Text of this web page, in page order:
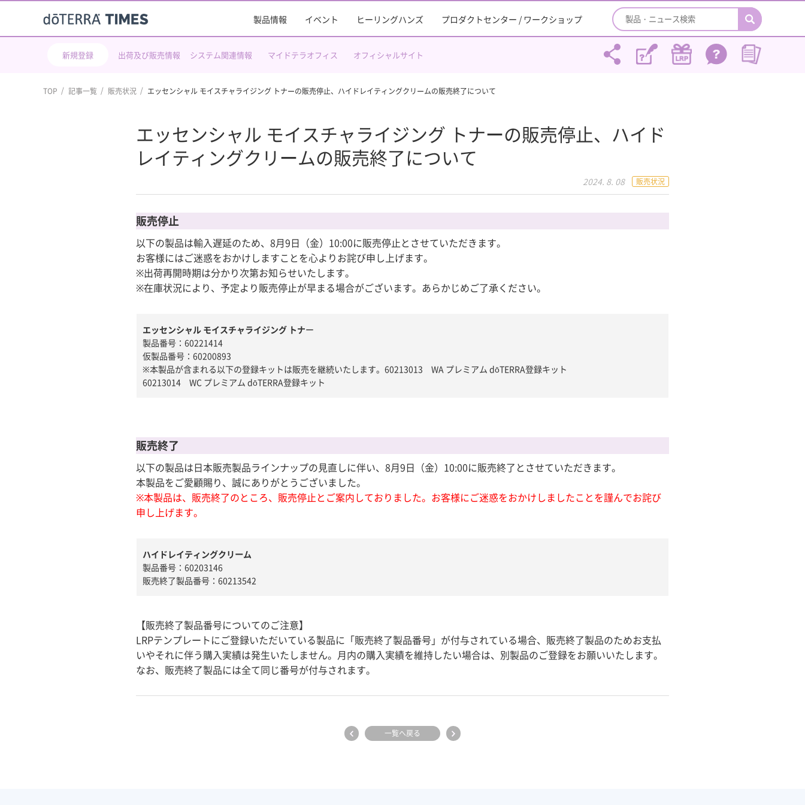
製品情報 イベント ヒーリングハンズ プロダクトセンター / ワークショップ
新規登録 出荷及び販売情報 システム関連情報 マイドテラオフィス オフィシャルサイト
TOP 記事一覧 販売状況 エッセンシャル モイスチャライジング トナーの販売停止、ハイドレイティングクリームの販売終了について
エッセンシャル モイスチャライジング トナーの販売停止、ハイド
レイティングクリームの販売終了について
2024. 8. 08 販売状況
販売停止
以下の製品は輸入遅延のため、8月9日（金）10:00に販売停止とさせていただきます。
お客様にはご迷惑をおかけしますことを心よりお詫び申し上げます。
※出荷再開時期は分かり次第お知らせいたします。
※在庫状況により、予定より販売停止が早まる場合がございます。あらかじめご了承ください。
エッセンシャル モイスチャライジング トナー
製品番号：60221414
仮製品番号：60200893
※本製品が含まれる以下の登録キットは販売を継続いたします。60213013 WA プレミアム dōTERRA登録キット
60213014 WC プレミアム dōTERRA登録キット
販売終了
以下の製品は日本販売製品ラインナップの見直しに伴い、8月9日（金）10:00に販売終了とさせていただきます。
本製品をご愛顧賜り、誠にありがとうございました。
※本製品は、販売終了のところ、販売停止とご案内しておりました。お客様にご迷惑をおかけしましたことを謹んでお詫び
申し上げます。
ハイドレイティングクリーム
製品番号：60203146
販売終了製品番号：60213542
【販売終了製品番号についてのご注意】
LRPテンプレートにご登録いただいている製品に「販売終了製品番号」が付与されている場合、販売終了製品のためお支払
いやそれに伴う購入実績は発生いたしません。月内の購入実績を維持したい場合は、別製品のご登録をお願いいたします。
なお、販売終了製品には全て同じ番号が付与されます。
一覧へ戻る